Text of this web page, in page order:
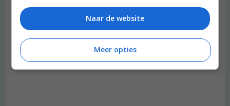
Merelschreef:
ja dat geloof ik ook :) Toch lieten ze zich niet uit het veld slaan
en namen ze lekker pittig de leiding!
Beantwoorden
Naar de website
Meer opties